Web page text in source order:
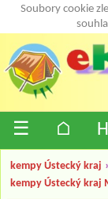
Soubory cookie
☰ ⌂
kempy Ústecký kraj
kempy Ústecký kraj